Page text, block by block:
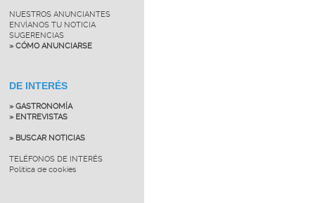
NUESTROS ANUNCIANTES
ENVÍANOS TU NOTICIA
SUGERENCIAS
» CÓMO ANUNCIARSE
DE INTERÉS
» GASTRONOMÍA
» ENTREVISTAS
» BUSCAR NOTICIAS
TELÉFONOS DE INTERÉS
Política de cookies